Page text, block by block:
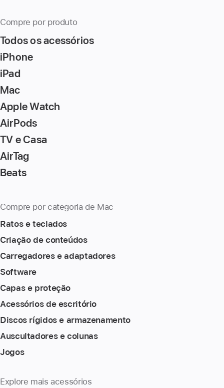
Compre por produto
Todos os acessórios
iPhone
iPad
Mac
Apple Watch
AirPods
TV e Casa
AirTag
Beats
Compre por categoria de Mac
Ratos e teclados
Criação de conteúdos
Carregadores e adaptadores
Software
Capas e proteção
Acessórios de escritório
Discos rígidos e armazenamento
Auscultadores e colunas
Jogos
Explore mais acessórios